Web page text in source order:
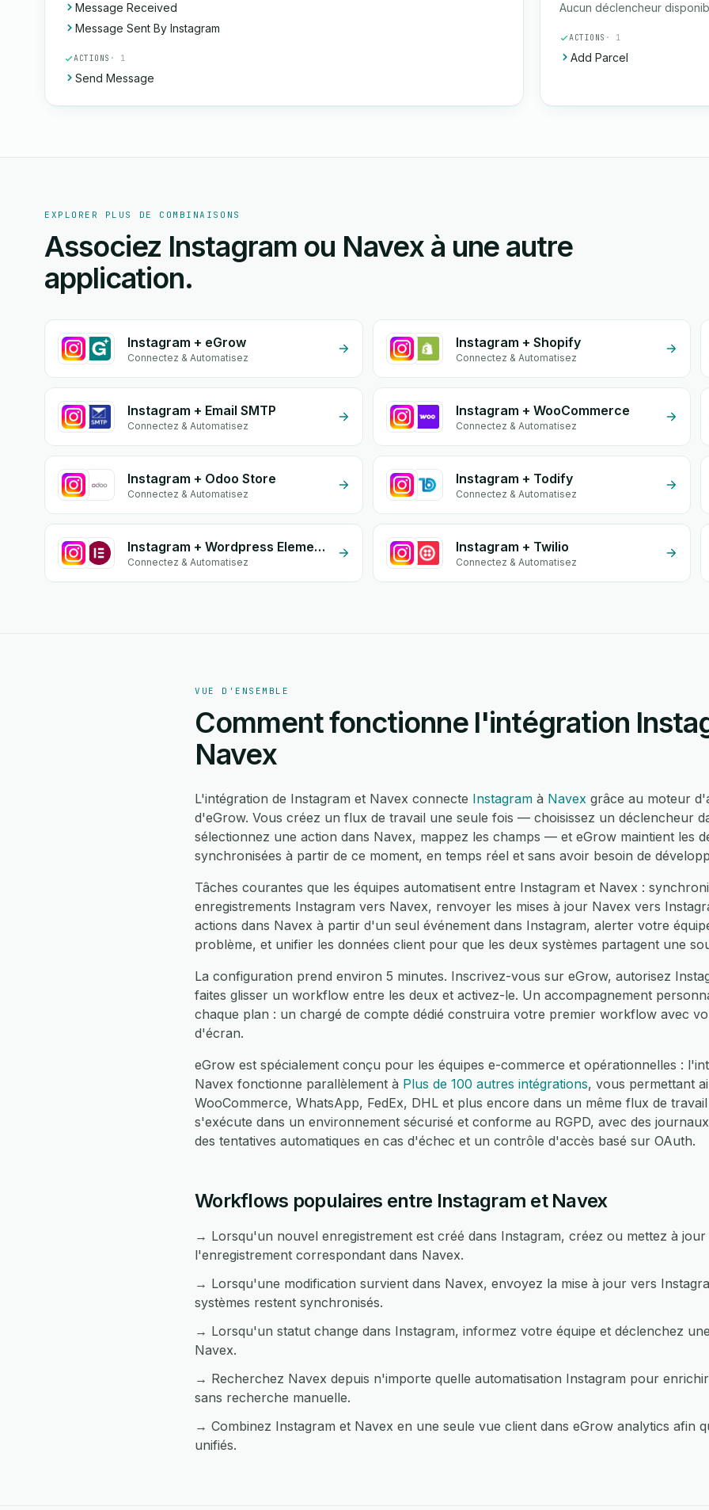
Message Received
Message Sent By Instagram
ACTIONS · 1
Send Message
Aucun déclencheur
ACTIONS · 1
Add Parcel
EXPLORER PLUS DE COMBINAISONS
Associez Instagram ou Navex à une autre
application.
Instagram + eGrow
Connectez & Automatisez
Instagram + Shopify
Connectez & Automatisez
Instagram + Email SMTP
Connectez & Automatisez
Instagram + WooCommerce
Connectez & Automatisez
Instagram + Odoo Store
Connectez & Automatisez
Instagram + Todify
Connectez & Automatisez
Instagram + Wordpress Elementor
Connectez & Automatisez
Instagram + Twilio
Connectez & Automatisez
VUE D'ENSEMBLE
Comment fonctionne l'intégration
Navex
L'intégration de Instagram et Navex connecte Instagram à Navex grâce au moteur
d'eGrow. Vous créez un flux de travail une seule fois — choisissez un déclencheur
sélectionnez une action dans Navex, mappez les champs — et eGrow maintient les
synchronisées à partir de ce moment, en temps réel et sans avoir besoin de
Tâches courantes que les équipes automatisent entre Instagram et Navex :
enregistrements Instagram vers Navex, renvoyer les mises à jour Navex vers
actions dans Navex à partir d'un seul événement dans Instagram, alerter votre
problème, et unifier les données client pour que les deux systèmes partagent une
La configuration prend environ 5 minutes. Inscrivez-vous sur eGrow, autorisez
faites glisser un workflow entre les deux et activez-le. Un accompagnement
chaque plan : un chargé de compte dédié construira votre premier workflow avec
d'écran.
eGrow est spécialement conçu pour les équipes e-commerce et opérationnelles :
Navex fonctionne parallèlement à Plus de 100 autres intégrations, vous permettant
WooCommerce, WhatsApp, FedEx, DHL et plus encore dans un même flux de
s'exécute dans un environnement sécurisé et conforme au RGPD, avec des
des tentatives automatiques en cas d'échec et un contrôle d'accès basé sur OAuth.
Workflows populaires entre Instagram et Navex
→ Lorsqu'un nouvel enregistrement est créé dans Instagram, créez ou mettez à jour
l'enregistrement correspondant dans Navex.
→ Lorsqu'une modification survient dans Navex, envoyez la mise à jour vers
systèmes restent synchronisés.
→ Lorsqu'un statut change dans Instagram, informez votre équipe et déclenchez
Navex.
→ Recherchez Navex depuis n'importe quelle automatisation Instagram pour
sans recherche manuelle.
→ Combinez Instagram et Navex en une seule vue client dans eGrow analytics afin
unifiés.